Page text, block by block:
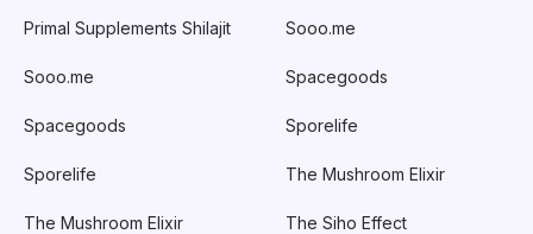
Primal Supplements Shilajit
Sooo.me
Spacegoods
Sporelife
The Mushroom Elixir
Sooo.me
Spacegoods
Sporelife
The Mushroom Elixir
The Siho Effect